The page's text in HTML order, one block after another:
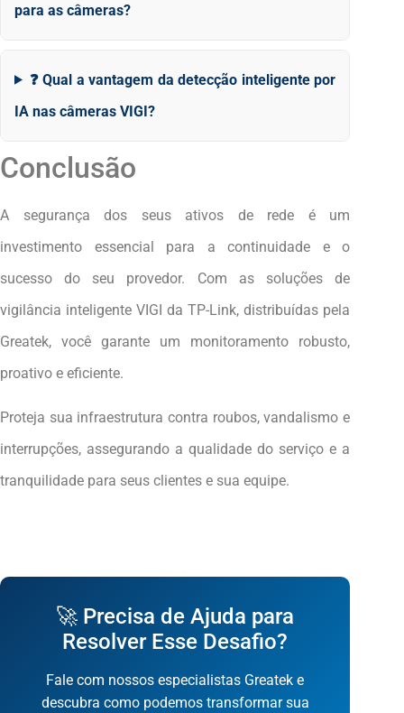
para as câmeras?
❓ Qual a vantagem da detecção inteligente por
IA nas câmeras VIGI?
Conclusão
A segurança dos seus ativos de rede é um
investimento essencial para a continuidade e o
sucesso do seu provedor. Com as soluções de
vigilância inteligente VIGI da TP-Link, distribuídas pela
Greatek, você garante um monitoramento robusto,
proativo e eficiente.
Proteja sua infraestrutura contra roubos, vandalismo e
interrupções, assegurando a qualidade do serviço e a
tranquilidade para seus clientes e sua equipe.
🚀 Precisa de Ajuda para
Resolver Esse Desafio?
Fale com nossos especialistas Greatek e
descubra como podemos transformar sua